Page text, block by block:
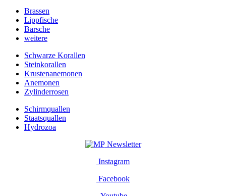
Brassen
Lippfische
Barsche
weitere
Schwarze Korallen
Steinkorallen
Krustenanemonen
Anemonen
Zylinderrosen
Schirmquallen
Staatsquallen
Hydrozoa
Newsletter
Instagram
Facebook